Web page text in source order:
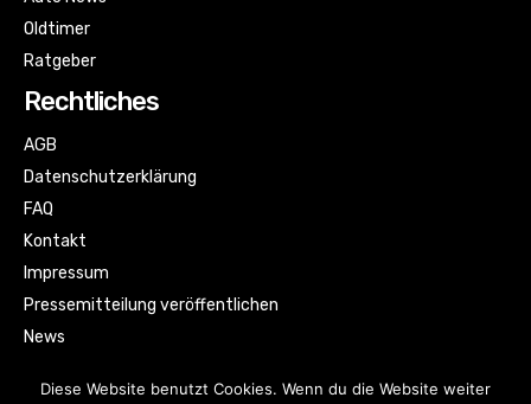
Oldtimer
Ratgeber
Rechtliches
AGB
Datenschutzerklärung
FAQ
Kontakt
Impressum
Pressemitteilung veröffentlichen
News
Diese Website benutzt Cookies. Wenn du die Website weiter